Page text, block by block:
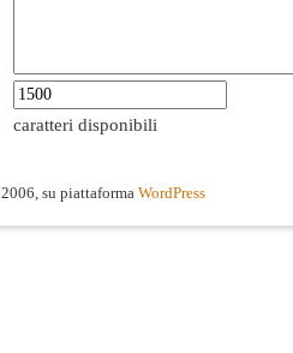
caratteri disponibili
2006, su piattaforma WordPress